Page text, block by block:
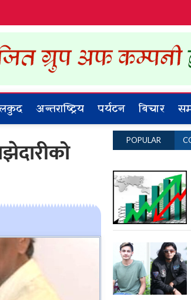
Khabar
अन्तराष्ट्रिय पर्यटन बिचार
POPULAR